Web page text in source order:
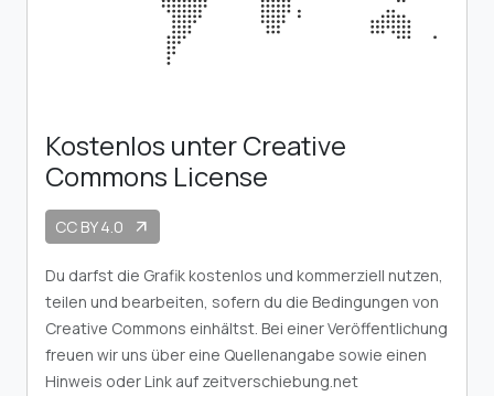
Kostenlos unter Creative
Commons License
CC BY 4.0 arrow_outward
Du darfst die Grafik kostenlos und kommerziell nutzen,
teilen und bearbeiten, sofern du die Bedingungen von
Creative Commons einhältst. Bei einer Veröffentlichung
freuen wir uns über eine Quellenangabe sowie einen
Hinweis oder Link auf zeitverschiebung.net